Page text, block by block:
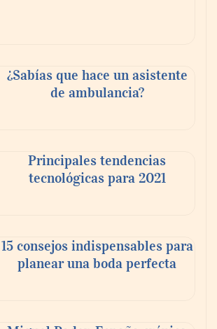
¿Sabías que hace un asistente
de ambulancia?
Principales tendencias
tecnológicas para 2021
15 consejos indispensables para
planear una boda perfecta